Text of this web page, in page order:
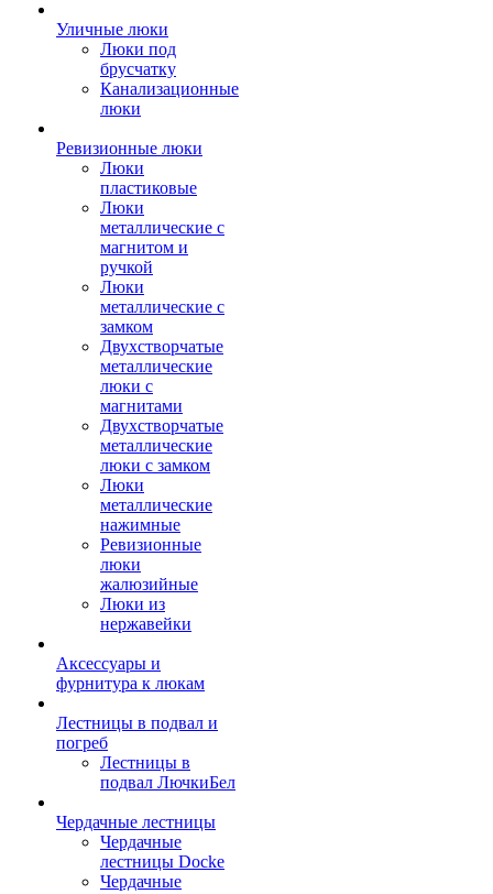
Уличные люки
Люки под
брусчатку
Канализационные
люки
Ревизионные люки
Люки
пластиковые
Люки
металлические с
магнитом и
ручкой
Люки
металлические с
замком
Двухстворчатые
металлические
люки с
магнитами
Двухстворчатые
металлические
люки с замком
Люки
металлические
нажимные
Ревизионные
люки
жалюзийные
Люки из
нержавейки
Аксессуары и
фурнитура к люкам
Лестницы в подвал и
погреб
Лестницы в
подвал ЛючкиБел
Чердачные лестницы
Чердачные
лестницы Docke
Чердачные